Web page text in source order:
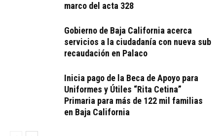
marco del acta 328
Gobierno de Baja California acerca
servicios a la ciudadanía con nueva sub
recaudación en Palaco
Inicia pago de la Beca de Apoyo para
Uniformes y Útiles “Rita Cetina”
Primaria para más de 122 mil familias
en Baja California